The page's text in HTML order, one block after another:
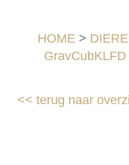
HOME >
<<terug naar